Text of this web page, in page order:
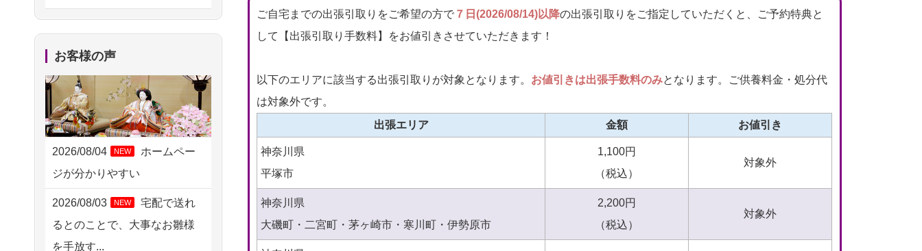
ご自宅までの出張引取りをご希望の方で ７日(2026/08/14)以降の出張引取りをご指定していただくと、ご予約特典と
して【出張引取り手数料】をお値引きさせていただきます！
以下のエリアに該当する出張引取りが対象となります。 お値引きは出張手数料のみとなります。ご供養料金・処分代
は対象外です。
出張エリア
金額 お値引き
神奈川県
平塚市
1,100円
（税込）
対象外
神奈川県
大磯町・二宮町・茅ヶ崎市・寒川町・伊勢原市
2,200円
（税込）
対象外
2026/08/05 11:33 NEW
2026/08/04 17:34
西亀有の方からお申込み
2026/08/04 15:40
千葉県の方からお申込み
2026/08/04 14:04
東京都の方からお申込み
2026/08/04 00:38
お客様の声
2026/08/04 NEW
ホームペー
ジが分かりやすい
2026/08/03 NEW
宅配で送れ
るとのことで、大事なお雛様
を手放す...